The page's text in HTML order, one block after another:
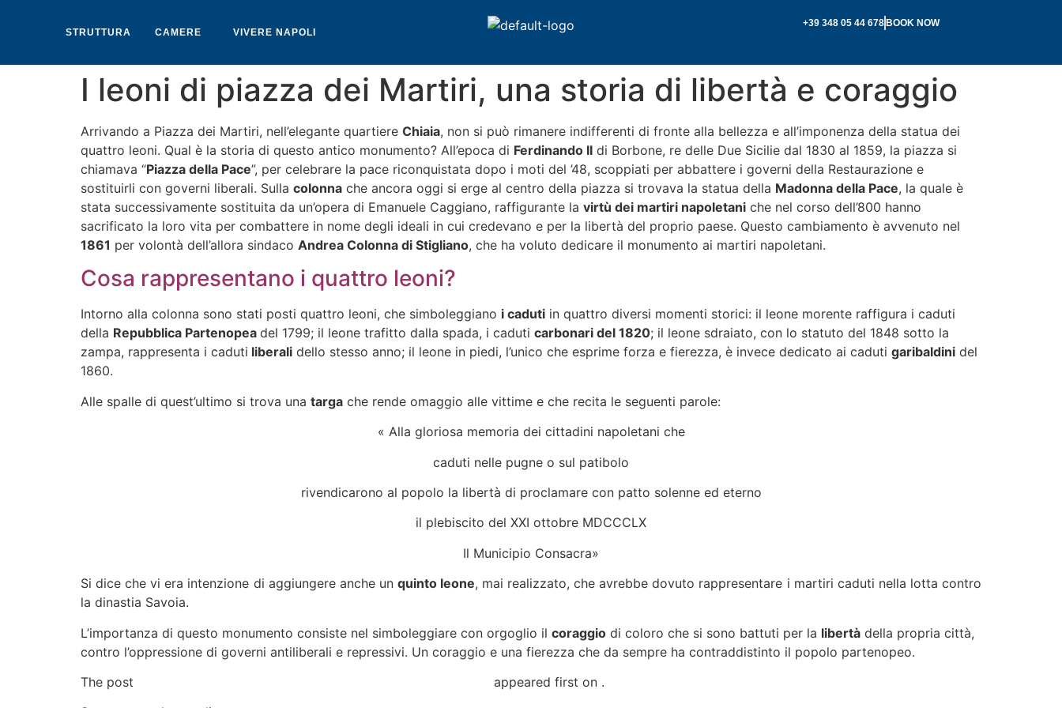
STRUTTURA CAMERE VIVERE NAPOLI
+39 348 05 44 678 BOOK NOW
I leoni di piazza dei Martiri, una storia di libertà e coraggio
Arrivando a Piazza dei Martiri, nell’elegante quartiere Chiaia, non si può rimanere indifferenti di fronte alla bellezza e all’imponenza della statua dei
quattro leoni. Qual è la storia di questo antico monumento? All’epoca di Ferdinando II di Borbone, re delle Due Sicilie dal 1830 al 1859, la piazza si
chiamava “Piazza della Pace”, per celebrare la pace riconquistata dopo i moti del ’48, scoppiati per abbattere i governi della Restaurazione e
sostituirli con governi liberali. Sulla colonna che ancora oggi si erge al centro della piazza si trovava la statua della Madonna della Pace, la quale è
stata successivamente sostituita da un’opera di Emanuele Caggiano, raffigurante la virtù dei martiri napoletani che nel corso dell’800 hanno
sacrificato la loro vita per combattere in nome degli ideali in cui credevano e per la libertà del proprio paese. Questo cambiamento è avvenuto nel
1861 per volontà dell’allora sindaco Andrea Colonna di Stigliano, che ha voluto dedicare il monumento ai martiri napoletani.
Cosa rappresentano i quattro leoni?
Intorno alla colonna sono stati posti quattro leoni, che simboleggiano i caduti in quattro diversi momenti storici: il leone morente raffigura i caduti
della Repubblica Partenopea del 1799; il leone trafitto dalla spada, i caduti carbonari del 1820; il leone sdraiato, con lo statuto del 1848 sotto la
zampa, rappresenta i caduti liberali dello stesso anno; il leone in piedi, l’unico che esprime forza e fierezza, è invece dedicato ai caduti garibaldini del
1860.
Alle spalle di quest’ultimo si trova una targa che rende omaggio alle vittime e che recita le seguenti parole:
« Alla gloriosa memoria dei cittadini napoletani che
caduti nelle pugne o sul patibolo
rivendicarono al popolo la libertà di proclamare con patto solenne ed eterno
il plebiscito del XXI ottobre MDCCCLX
Il Municipio Consacra»
Si dice che vi era intenzione di aggiungere anche un quinto leone, mai realizzato, che avrebbe dovuto rappresentare i martiri caduti nella lotta contro
la dinastia Savoia.
L’importanza di questo monumento consiste nel simboleggiare con orgoglio il coraggio di coloro che si sono battuti per la libertà della propria città,
contro l’oppressione di governi antiliberali e repressivi. Un coraggio e una fierezza che da sempre ha contraddistinto il popolo partenopeo.
The post
appeared first on .